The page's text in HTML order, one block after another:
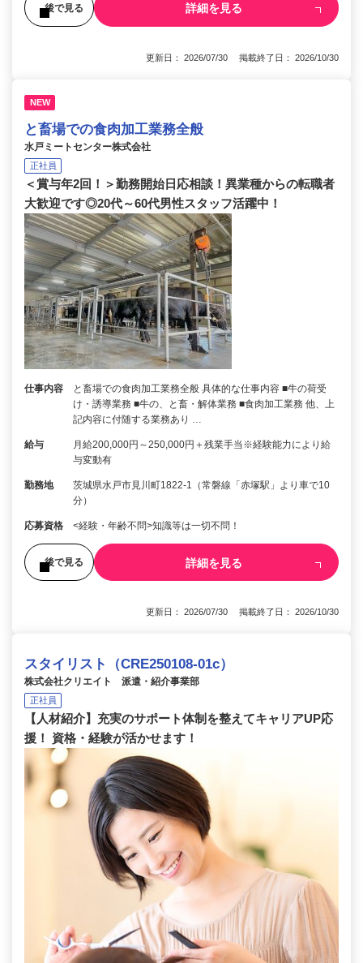
後で見る 詳細を見る
更新日： 2026/07/30 掲載終了日： 2026/10/30
NEW
と畜場での食肉加工業務全般
水戸ミートセンター株式会社
正社員
＜賞与年2回！＞勤務開始日応相談！異業種からの転職者
大歓迎です◎20代～60代男性スタッフ活躍中！
仕事内容
と畜場での食肉加工業務全般 具体的な仕事内容 ■牛の荷受
け・誘導業務 ■牛の、と畜・解体業務 ■食肉加工業務 他、上
記内容に付随する業務あり …
給与
月給200,000円～250,000円＋残業手当※経験能力により給
与変動有
勤務地
茨城県水戸市見川町1822-1（常磐線「赤塚駅」より車で10
分）
応募資格 <経験・年齢不問>知識等は一切不問！
後で見る 詳細を見る
更新日： 2026/07/30 掲載終了日： 2026/10/30
スタイリスト（CRE250108-01c）
株式会社クリエイト 派遣・紹介事業部
正社員
【人材紹介】充実のサポート体制を整えてキャリアUP応
援！ 資格・経験が活かせます！